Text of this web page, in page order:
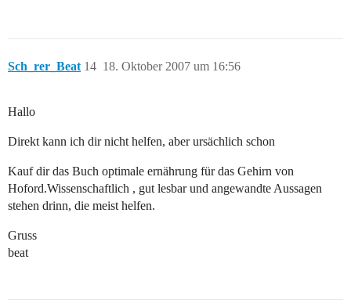
Sch_rer_Beat 18. Oktober 2007 um 16:56
14
Hallo
Direkt kann ich dir nicht helfen, aber ursächlich schon
Kauf dir das Buch optimale ernährung für das Gehirn von
Hoford.Wissenschaftlich , gut lesbar und angewandte Aussagen
stehen drinn, die meist helfen.
Gruss
beat